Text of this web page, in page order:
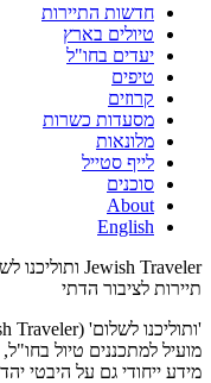
חדשות התיירות
טיולים בארץ
יעדים בחו"ל
טיפים
קרוזים
מסעדות כשרות
מלונאות
לייף סטייל
סוכנים
About
English
Jewish Traveler ותוליכנו לשלום
תיירות לציבור הדתי
מועיל למתכננים טיול
מידע ייחודי גם על היבטי